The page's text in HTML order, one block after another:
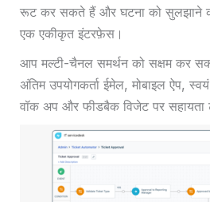
रूट कर सकते हैं और घटना को सुलझाने
एक एकीकृत इंटरफ़ेस।
आप मल्टी-चैनल समर्थन को सक्षम कर
अंतिम उपयोगकर्ता ईमेल, मोबाइल ऐप,
वॉक अप और फीडबैक विजेट पर